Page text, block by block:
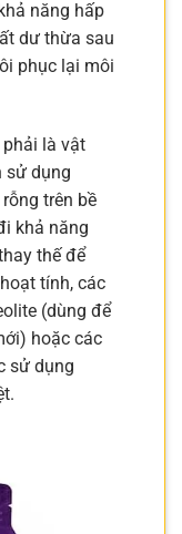
năng hấp
dư thừa sau
phục lại môi
là vật
sử dụng
trên bề
khả năng
thế để
tính, các
(dùng để
hoặc các
sử dụng